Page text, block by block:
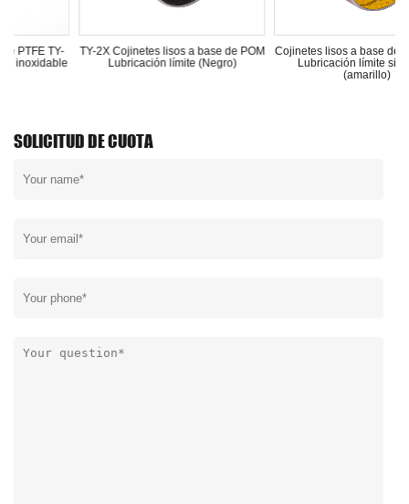
a base de POM
(Negro)
Cojinetes lisos a base de POM TY-2Y
Lubricación límite sin plomo
Cojinetes lisos a base
Lubricante límite sin
SOLICITUD DE CUOTA